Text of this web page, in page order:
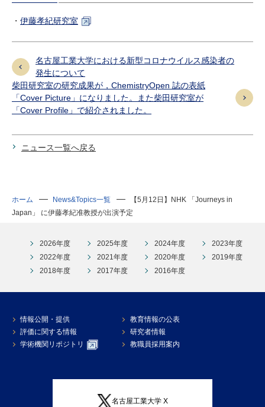
・ 伊藤孝紀研究室
名古屋工業大学における新型コロナウイルス感染者の
発生について
柴田研究室の研究成果が，ChemistryOpen 誌の表紙
「Cover Picture」になりました。また柴田研究室が
「Cover Profile」で紹介されました。
ニュース一覧へ戻る
ホーム News&Topics一覧
【5月12日】NHK 「Journeys in
Japan」 に伊藤孝紀准教授が出演予定
2026年度 2025年度 2024年度
2023年度
2022年度
2021年度 2020年度
2019年度
2018年度
2017年度 2016年度
情報公開・提供
教育情報の公表
評価に関する情報
研究者情報
学術機関リポジトリ
教職員採用案内
名古屋工業大学 X